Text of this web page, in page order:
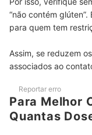
“não contém
para quem tem
Assim, se reduzem
associados ao
Reportar erro
Para Melhor
Quantas